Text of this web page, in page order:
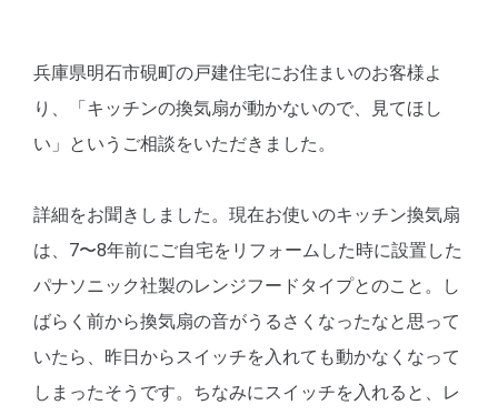
兵庫県明石市硯町の戸建住宅にお住まいのお客様よ
り、「キッチンの換気扇が動かないので、見てほし
い」というご相談をいただきました。
詳細をお聞きしました。現在お使いのキッチン換気扇
は、7〜8年前にご自宅をリフォームした時に設置した
パナソニック社製のレンジフードタイプとのこと。し
ばらく前から換気扇の音がうるさくなったなと思って
いたら、昨日からスイッチを入れても動かなくなって
しまったそうです。ちなみにスイッチを入れると、レ